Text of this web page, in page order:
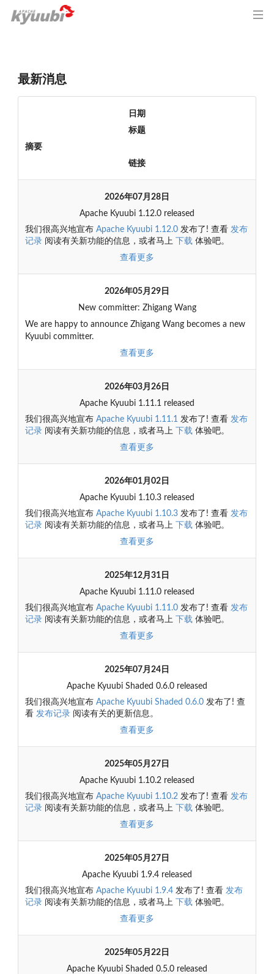
最新消息
日期
标题
摘要
链接
2026年07月28日
Apache Kyuubi 1.12.0 released
我们很高兴地宣布 Apache Kyuubi 1.12.0发布了! 查看 发布
记录阅读有关新功能的信息，或者马上 下载 体验吧。
查看更多
2026年05月29日
New committer: Zhigang Wang
We are happy to announce Zhigang Wang becomes a new
Kyuubi committer.
查看更多
2026年03月26日
Apache Kyuubi 1.11.1 released
我们很高兴地宣布 Apache Kyuubi 1.11.1 发布了! 查看 发布
记录阅读有关新功能的信息，或者马上 下载 体验吧。
查看更多
2026年01月02日
Apache Kyuubi 1.10.3 released
我们很高兴地宣布 Apache Kyuubi 1.10.3发布了! 查看 发布
记录阅读有关新功能的信息，或者马上 下载 体验吧。
查看更多
2025年12月31日
Apache Kyuubi 1.11.0 released
我们很高兴地宣布 Apache Kyuubi 1.11.0发布了! 查看 发布
记录阅读有关新功能的信息，或者马上 下载 体验吧。
查看更多
2025年07月24日
Apache Kyuubi Shaded 0.6.0 released
我们很高兴地宣布 Apache Kyuubi Shaded 0.6.0发布了! 查
看 发布记录阅读有关的更新信息。
查看更多
2025年05月27日
Apache Kyuubi 1.10.2 released
我们很高兴地宣布 Apache Kyuubi 1.10.2 发布了! 查看 发布
记录阅读有关新功能的信息，或者马上 下载 体验吧。
查看更多
2025年05月27日
Apache Kyuubi 1.9.4 released
我们很高兴地宣布 Apache Kyuubi 1.9.4发布了! 查看 发布
记录阅读有关新功能的信息，或者马上 下载 体验吧。
查看更多
2025年05月22日
Apache Kyuubi Shaded 0.5.0 released